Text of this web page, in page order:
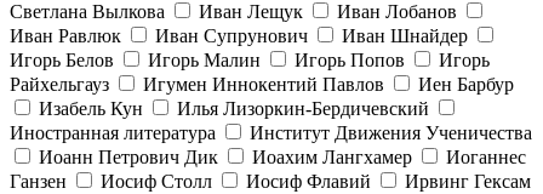
Светлана Вылкова
Иван Лещук
Иван Лобанов
Иван Равлюк
Иван Супрунович
Иван Шнайдер
Игорь Белов
Игорь Малин Игорь Попов
Игорь
Райхельгауз
Игумен Иннокентий Павлов
Иен Барбур
Изабель Кун
Илья Лизоркин-Бердичевский
Иностранная литература
Институт Движения Ученичества
Иоанн Петрович Дик
Иоахим Лангхамер
Иоганнес
Ганзен
Иосиф Столл Иосиф Флавий
Ирвинг Гексам